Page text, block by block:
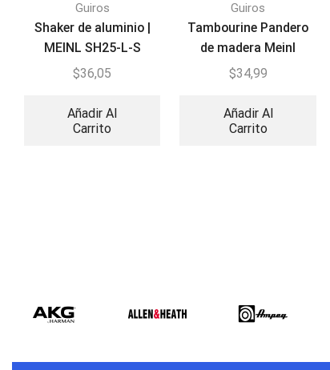
Guiros
Shaker de aluminio |
MEINL SH25-L-S
$36,05
Añadir Al
Carrito
Guiros
Tambourine Pandero
de madera Meinl
CTA2S-BK
$34,99
Añadir Al
Carrito